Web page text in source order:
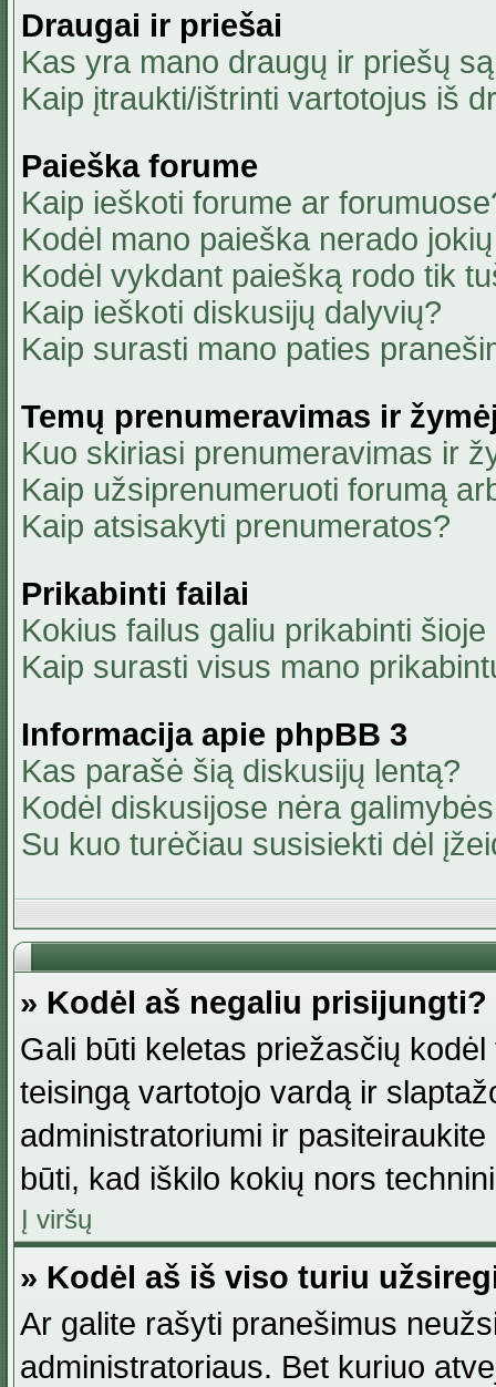
Draugai ir priešai
Kas yra mano draugų ir priešų
Kaip įtraukti/ištrinti vartotojus iš
Paieška forume
Kaip ieškoti forume ar
Kodėl mano paieška nerado
Kodėl vykdant paiešką rodo tik
Kaip ieškoti diskusijų dalyvių?
Kaip surasti mano paties
Temų prenumeravimas ir
Kuo skiriasi prenumeravimas ir
Kaip užsiprenumeruoti forumą
Kaip atsisakyti prenumeratos?
Prikabinti failai
Kokius failus galiu prikabinti
Kaip surasti visus mano
Informacija apie phpBB 3
Kas parašė šią diskusijų lentą?
Kodėl diskusijose nėra
Su kuo turėčiau susisiekti dėl
» Kodėl aš negaliu prisijungti?
Gali būti keletas priežasčių
teisingą vartotojo vardą ir
administratoriumi ir
būti, kad iškilo kokių nors
Į viršų
» Kodėl aš iš viso turiu
Ar galite rašyti pranešimus
administratoriaus. Bet kuriuo